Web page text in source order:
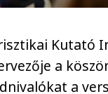
Kutató
a
a